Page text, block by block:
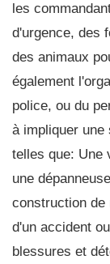
les
d'urgence, des
des animaux
également
police, ou du
à impliquer une
telles que: Une
une
construction de
d'un accident
blessures et